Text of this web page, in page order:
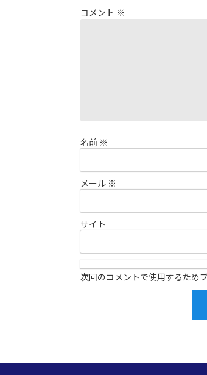
コメント ※
名前 ※
メール ※
サイト
次回のコメントで使用するため